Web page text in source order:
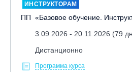
ИНСТРУКТОРАМ
ПП «Базовое обучение.
3.09.2026 - 20.11.2026 (79
Дистанционно
Программа курса